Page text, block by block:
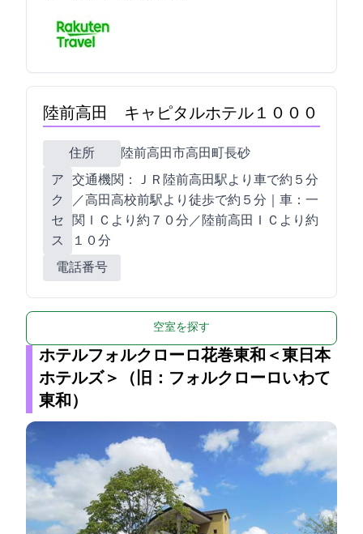
陸前高田 キャピタルホテル１０００
住所
陸前高田市高田町長砂60-1
ア
ク
セ
ス
交通機関：ＪＲ陸前高田駅より車で約５分
／高田高校前駅より徒歩で約５分｜車：一
関ＩＣより約７０分／陸前高田ＩＣより約
１０分
電話番号
空室を探す
ホテルフォルクローロ花巻東和＜JR東日本
ホテルズ＞（旧：フォルクローロいわて
東和）